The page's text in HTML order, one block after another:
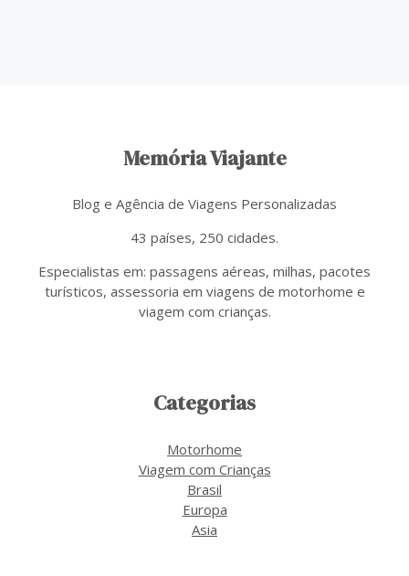
Memória Viajante
Blog e Agência de Viagens Personalizadas
43 países, 250 cidades.
Especialistas em: passagens aéreas, milhas, pacotes
turísticos, assessoria em viagens de motorhome e
viagem com crianças.
Categorias
Motorhome
Viagem com Crianças
Brasil
Europa
Asia